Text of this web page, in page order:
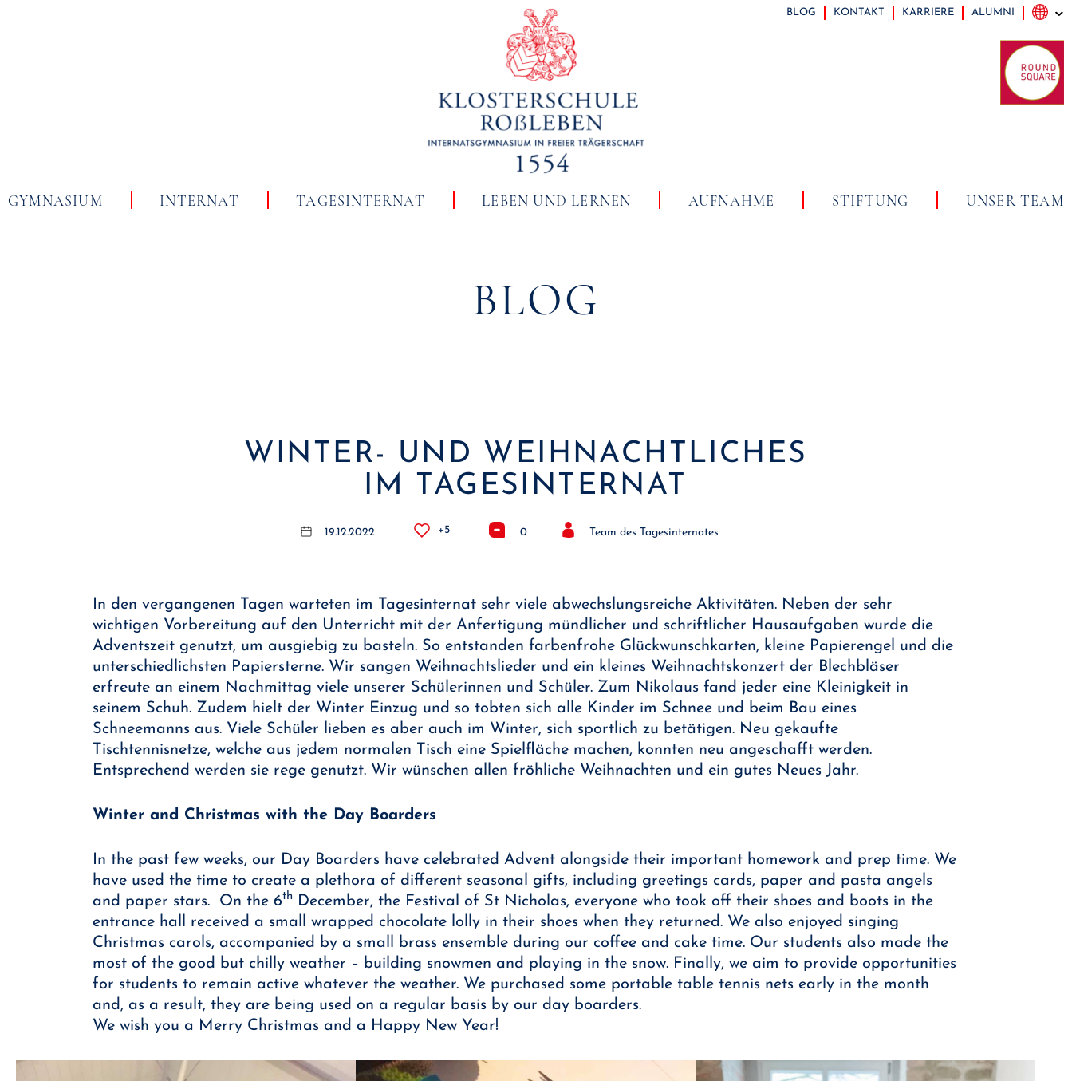
BLOG KONTAKT KARRIERE ALUMNI
GYMNASIUM INTERNAT TAGESINTERNAT LEBEN UND LERNEN AUFNAHME STIFTUNG UNSER TEAM
BLOG
WINTER- UND WEIHNACHTLICHES
IM TAGESINTERNAT
19.12.2022 +5 0 Team des Tagesinternates
In den vergangenen Tagen warteten im Tagesinternat sehr viele abwechslungsreiche Aktivitäten. Neben der sehr
wichtigen Vorbereitung auf den Unterricht mit der Anfertigung mündlicher und schriftlicher Hausaufgaben wurde die
Adventszeit genutzt, um ausgiebig zu basteln. So entstanden farbenfrohe Glückwunschkarten, kleine Papierengel und die
unterschiedlichsten Papiersterne. Wir sangen Weihnachtslieder und ein kleines Weihnachtskonzert der Blechbläser
erfreute an einem Nachmittag viele unserer Schülerinnen und Schüler. Zum Nikolaus fand jeder eine Kleinigkeit in
seinem Schuh. Zudem hielt der Winter Einzug und so tobten sich alle Kinder im Schnee und beim Bau eines
Schneemanns aus. Viele Schüler lieben es aber auch im Winter, sich sportlich zu betätigen. Neu gekaufte
Tischtennisnetze, welche aus jedem normalen Tisch eine Spielfläche machen, konnten neu angeschafft werden.
Entsprechend werden sie rege genutzt. Wir wünschen allen fröhliche Weihnachten und ein gutes Neues Jahr.
Winter and Christmas with the Day Boarders
In the past few weeks, our Day Boarders have celebrated Advent alongside their important homework and prep time. We
have used the time to create a plethora of different seasonal gifts, including greetings cards, paper and pasta angels
and paper stars. On the 6th
December, the Festival of St Nicholas, everyone who took off their shoes and boots in the
entrance hall received a small wrapped chocolate lolly in their shoes when they returned. We also enjoyed singing
Christmas carols, accompanied by a small brass ensemble during our coffee and cake time. Our students also made the
most of the good but chilly weather – building snowmen and playing in the snow. Finally, we aim to provide opportunities
for students to remain active whatever the weather. We purchased some portable table tennis nets early in the month
and, as a result, they are being used on a regular basis by our day boarders.
We wish you a Merry Christmas and a Happy New Year!